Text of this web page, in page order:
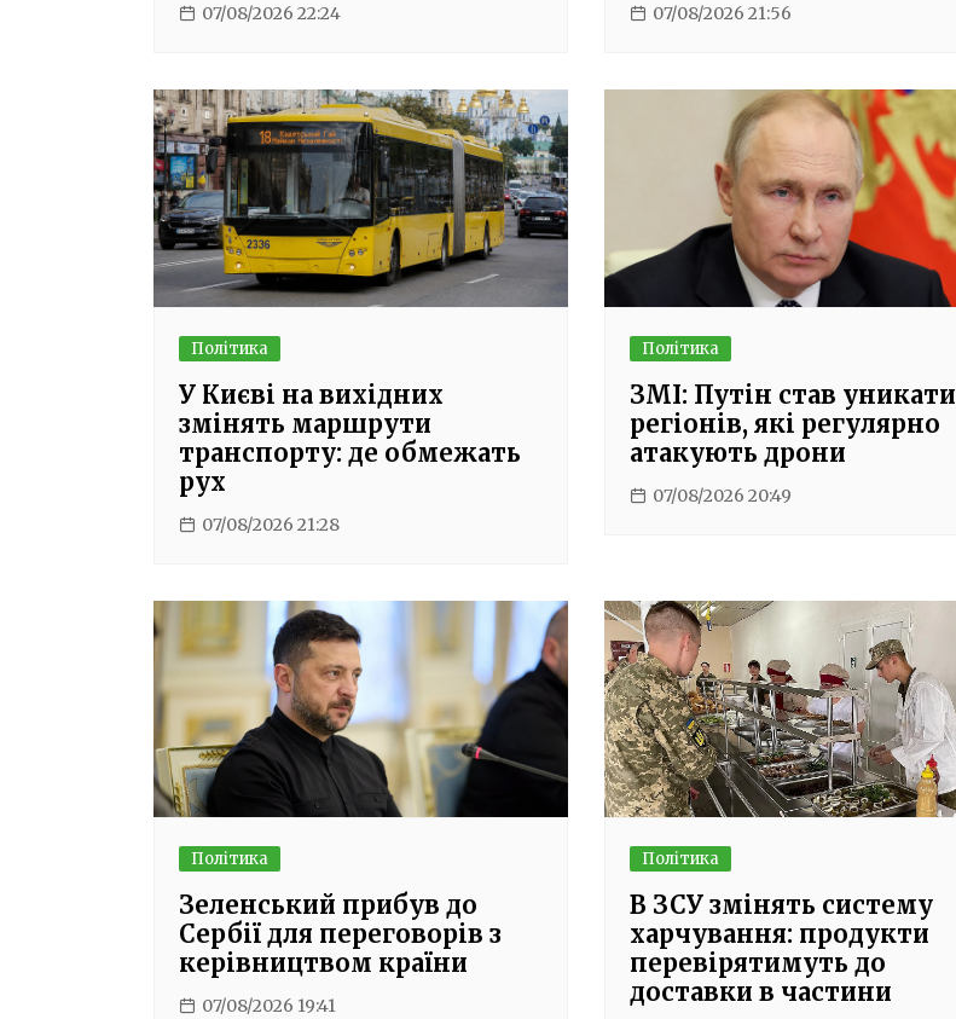
07/08/2026 22:24 07/08/2026 21:56
Політика
У Києві на вихідних
змінять маршрути
транспорту: де обмежать
рух
07/08/2026 21:28
Політика
ЗМІ: Путін став уникати
регіонів, які регулярно
атакують дрони
07/08/2026 20:49
Політика
Зеленський прибув до
Сербії для переговорів з
керівництвом країни
07/08/2026 19:41
Політика
В ЗСУ змінять систему
харчування: продукти
перевірятимуть до
доставки в частини